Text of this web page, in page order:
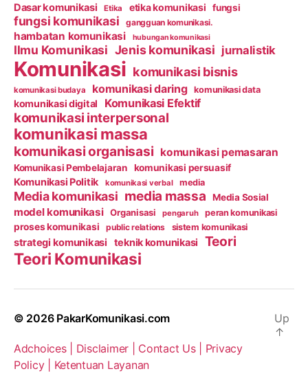
Dasar komunikasi Etika etika komunikasi fungsi
fungsi komunikasi gangguan komunikasi.
hambatan komunikasi hubungan komunikasi
Ilmu Komunikasi Jenis komunikasi jurnalistik
Komunikasi komunikasi bisnis
komunikasi budaya komunikasi daring komunikasi data
komunikasi digital Komunikasi Efektif
komunikasi interpersonal
komunikasi massa
komunikasi organisasi komunikasi pemasaran
Komunikasi Pembelajaran komunikasi persuasif
Komunikasi Politik komunikasi verbal media
Media komunikasi media massa Media Sosial
model komunikasi Organisasi pengaruh peran komunikasi
proses komunikasi public relations sistem komunikasi
strategi komunikasi teknik komunikasi Teori
Teori Komunikasi
© 2026 PakarKomunikasi.com
Adchoices | Disclaimer | Contact Us | Privacy
Policy | Ketentuan Layanan
Up
↑